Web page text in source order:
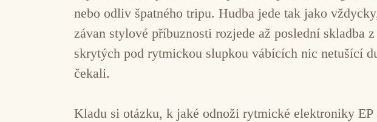
nebo odliv špatného tripu. Hudba jede tak jako
závan stylové příbuznosti rozjede až poslední
skrytých pod rytmickou slupkou vábících nic netušící
čekali.
Kladu si otázku, k jaké odnoži rytmické elektroniky EP